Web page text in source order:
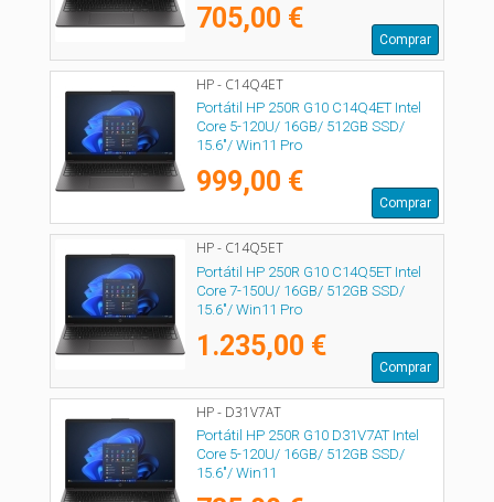
705,00 €
Comprar
HP - C14Q4ET
Portátil HP 250R G10 C14Q4ET Intel
Core 5-120U/ 16GB/ 512GB SSD/
15.6"/ Win11 Pro
999,00 €
Comprar
HP - C14Q5ET
Portátil HP 250R G10 C14Q5ET Intel
Core 7-150U/ 16GB/ 512GB SSD/
15.6"/ Win11 Pro
1.235,00 €
Comprar
HP - D31V7AT
Portátil HP 250R G10 D31V7AT Intel
Core 5-120U/ 16GB/ 512GB SSD/
15.6"/ Win11